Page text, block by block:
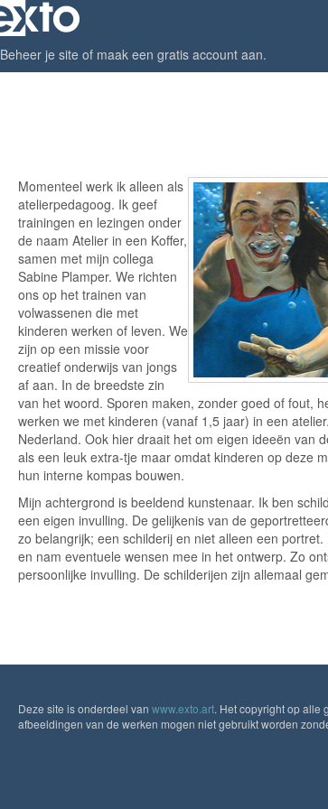
Beheer je site of maak een gratis account aan.
Momenteel werk ik alleen als
atelierpedagoog. Ik geef
trainingen en lezingen onder
de naam Atelier in een Koffer,
samen met mijn collega
Sabine Plamper. We richten
ons op het trainen van
volwassenen die met
kinderen werken of leven. We
zijn op een missie voor
creatief onderwijs van jongs
af aan. In de breedste zin
van het woord. Sporen maken, zonder goed of fout,
werken we met kinderen (vanaf 1,5 jaar) in een
Nederland. Ook hier draait het om eigen ideeën van
als een leuk extra-tje maar omdat kinderen op deze
hun interne kompas bouwen.
Mijn achtergrond is beeldend kunstenaar. Ik ben
een eigen invulling. De gelijkenis van de
zo belangrijk; een schilderij en niet alleen een
en nam eventuele wensen mee in het ontwerp. Zo
persoonlijke invulling. De schilderijen zijn allemaal
Deze site is onderdeel van www.exto.art. Het copyright op alle
afbeeldingen van de werken mogen niet gebruikt worden